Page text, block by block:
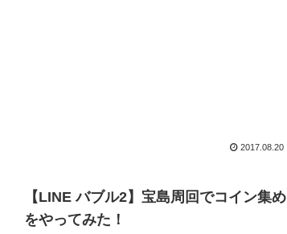
2017.08.20
【LINE バブル2】宝島周回でコイン集め
をやってみた！